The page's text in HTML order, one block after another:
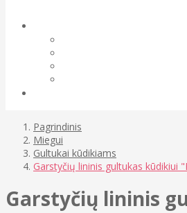
Pagrindinis
Miegui
Gultukai kūdikiams
Garstyčių lininis gultukas kūdikiui
Garstyčių lininis